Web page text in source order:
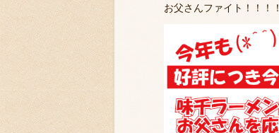
お父さんファイト！！！！